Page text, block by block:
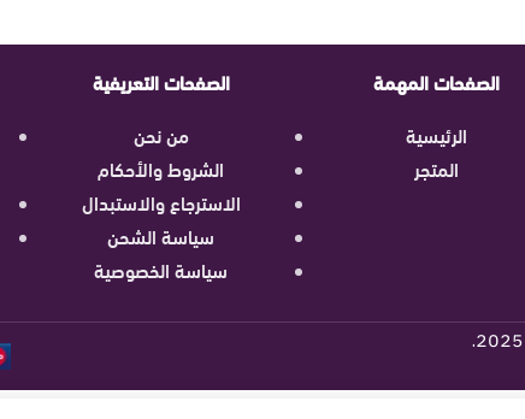
الصفحات المهمة
الرئيسية
المتجر
الصفحات التعريفية
من نحن
الشروط والأحكام
الاسترجاع والاستبدال
سياسة الشحن
سياسة الخصوصية